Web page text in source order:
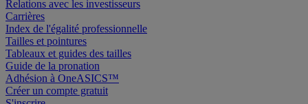
Relations avec les investisseurs
Carrières
Index de l'égalité professionnelle
Tailles et pointures
Tableaux et guides des tailles
Guide de la pronation
Adhésion à OneASICS™
Créer un compte gratuit